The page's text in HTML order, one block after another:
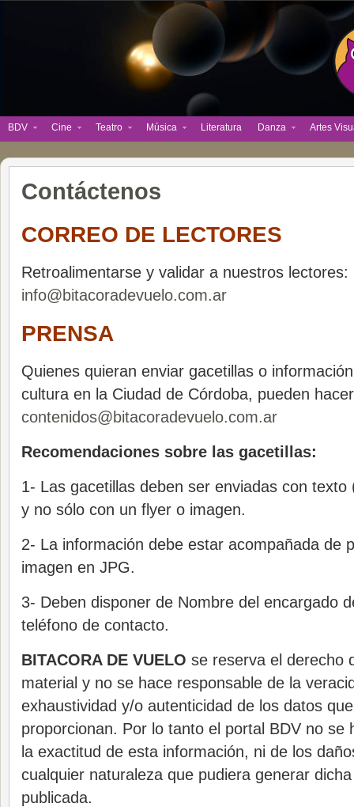
BDV Cine Teatro Música Literatura Danza Artes
Contáctenos
CORREO DE LECTORES
Retroalimentarse y validar a nuestros
info@bitacoradevuelo.com.ar
PRENSA
Quienes quieran enviar gacetillas o
cultura en la Ciudad de Córdoba, pueden
contenidos@bitacoradevuelo.com.ar
Recomendaciones sobre las gacetillas:
1- Las gacetillas deben ser enviadas con texto
y no sólo con un flyer o imagen.
2- La información debe estar acompañada de
imagen en JPG.
3- Deben disponer de Nombre del encargado
teléfono de contacto.
BITACORA DE VUELO se reserva el derecho
material y no se hace responsable de la
exhaustividad y/o autenticidad de los datos
proporcionan. Por lo tanto el portal BDV no se
la exactitud de esta información, ni de los
cualquier naturaleza que pudiera generar
publicada.